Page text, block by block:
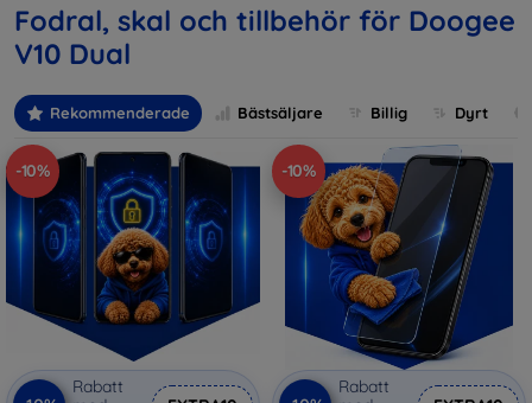
Fodral, skal och tillbehör för Doogee
V10 Dual
Rekommenderade Bästsäljare Billig Dyrt
-10%
Rabatt
-10%
Rabatt